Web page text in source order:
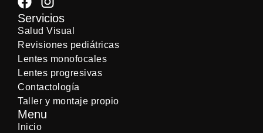
Servicios
Salud Visual
Revisiones pediátricas
Lentes monofocales
Lentes progresivas
Contactología
Taller y montaje propio
Menu
Inicio